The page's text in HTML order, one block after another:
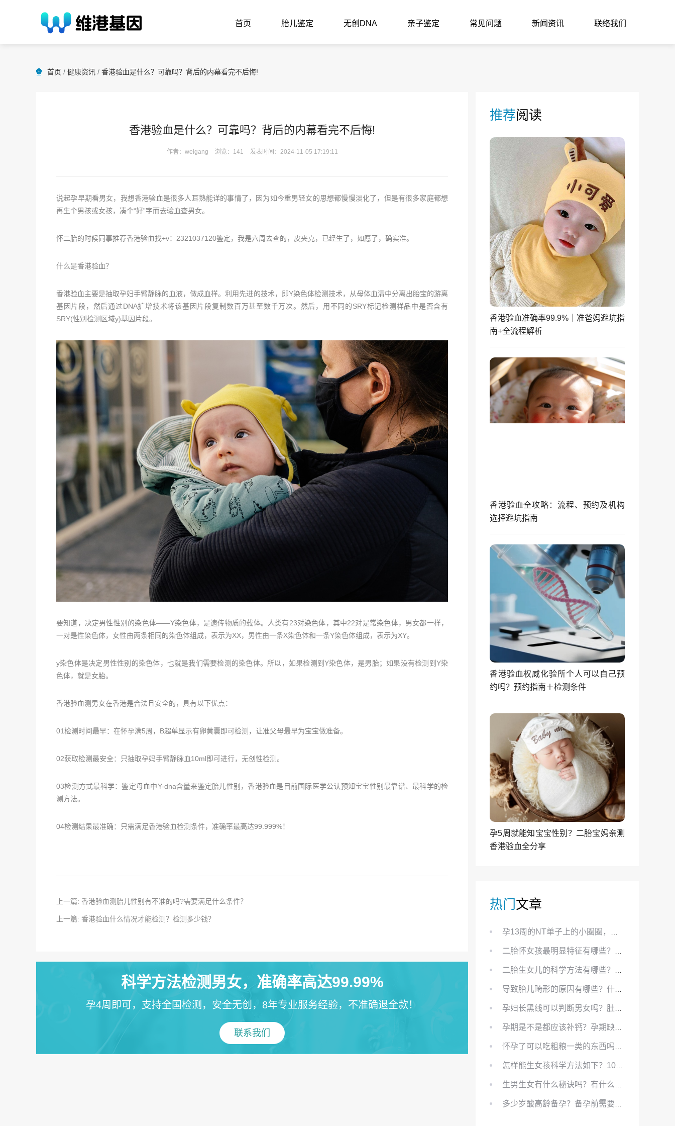
首页 胎儿鉴定 无创DNA 亲子鉴定 常见问题 新闻资讯 联络我们
首页 / 健康资讯 / 香港验血是什么？可靠吗？背后的内幕看完不后悔!
香港验血是什么？可靠吗？背后的内幕看完不后悔!
作者：weigang 浏览：141 发表时间：2024-11-05 17:19:11
说起孕早期看男女，我想香港验血是很多人耳熟能详的事情了，因为如今重男轻女的思想都慢慢淡化了，但是有很多家庭都想
再生个男孩或女孩，凑个“好”字而去验血查男女。
怀二胎的时候同事推荐香港验血找+v：2321037120鉴定，我是六周去查的，皮夹克，已经生了，如愿了，确实准。
什么是香港验血？
香港验血主要是抽取孕妇手臂静脉的血液，做成血样。利用先进的技术，即Y染色体检测技术，从母体血清中分离出胎宝的游离
基因片段，然后通过DNA扩增技术将该基因片段复制数百万甚至数千万次。然后，用不同的SRY标记检测样品中是否含有
SRY(性别检测区域y)基因片段。
要知道，决定男性性别的染色体——Y染色体，是遗传物质的载体。人类有23对染色体，其中22对是常染色体，男女都一样，
一对是性染色体，女性由两条相同的染色体组成，表示为XX，男性由一条X染色体和一条Y染色体组成，表示为XY。
y染色体是决定男性性别的染色体，也就是我们需要检测的染色体。所以，如果检测到Y染色体，是男胎；如果没有检测到Y染
色体，就是女胎。
香港验血测男女在香港是合法且安全的，具有以下优点：
01检测时间最早：在怀孕满5周，B超单显示有卵黄囊即可检测，让准父母最早为宝宝做准备。
02获取检测最安全：只抽取孕妈手臂静脉血10ml即可进行，无创性检测。
03检测方式最科学：鉴定母血中Y-dna含量来鉴定胎儿性别，香港验血是目前国际医学公认预知宝宝性别最靠谱、最科学的检
测方法。
04检测结果最准确：只需满足香港验血检测条件，准确率最高达99.999%！
上一篇: 香港验血测胎儿性别有不准的吗?需要满足什么条件？
上一篇: 香港验血什么情况才能检测？检测多少钱？
科学方法检测男女，准确率高达99.99%
孕4周即可，支持全国检测，安全无创，8年专业服务经验，不准确退全款！
联系我们
推荐阅读
香港验血准确率99.9%｜准爸妈避坑指
南+全流程解析
香港验血全攻略：流程、预约及机构
选择避坑指南
香港验血权威化验所个人可以自己预
约吗？预约指南＋检测条件
孕5周就能知宝宝性别？二胎宝妈亲测
香港验血全分享
热门文章